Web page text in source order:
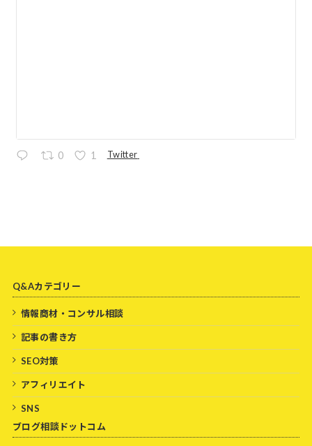
0 1 Twitter
Q&Aカテゴリー
情報商材・コンサル相談
記事の書き方
SEO対策
アフィリエイト
SNS
ブログ相談ドットコム